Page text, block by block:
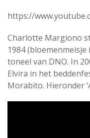
https://
Charlotte Margiono
1984 (bloemenmeisje
toneel van DNO. In
Elvira in het
Morabito. Hieronder